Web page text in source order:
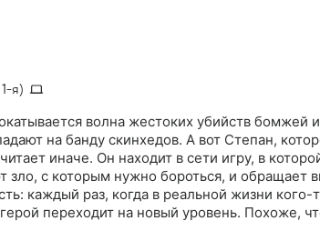
я)
волна жестоких убийств бомжей
на банду скинхедов. А вот Степан,
иначе. Он находит в сети игру, в
зло, с которым нужно бороться, и обращает
каждый раз, когда в реальной жизни кого-
переходит на новый уровень. Похоже,